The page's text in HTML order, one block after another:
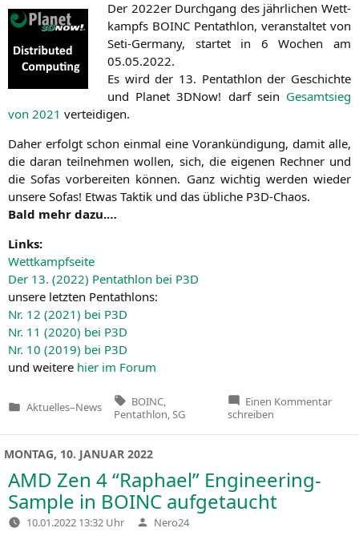
Der 2022er Durch­gang des jähr­li­chen Wett­
kampfs BOINC Pent­ath­lon, ver­an­stal­tet von
Seti-Ger­ma­ny, star­tet in 6 Wochen am
05.05.2022.
Es wird der 13. Pent­ath­lon der Geschich­te
und Pla­net 3DNow! darf sein Gesamt­sieg
von 2021 verteidigen.
Daher erfolgt schon ein­mal eine Vor­ankün­di­gung, damit alle,
die dar­an teil­neh­men wol­len, sich, die eige­nen Rech­ner und
die Sofas vor­be­rei­ten kön­nen. Ganz wich­tig wer­den wie­der
unse­re Sofas! Etwas Tak­tik und das übli­che P3D-Chaos.
Bald mehr dazu.…
Links:
Wett­kampf­sei­te
Der 13. (2022) Pent­ath­lon bei P3D
unse­re letz­ten Pentathlons:
Nr. 12 (2021) bei P3D
Nr. 11 (2020) bei P3D
Nr. 10 (2019) bei P3D
und wei­te­re hier im Forum
Veröffentlicht
Aktuelles–News
Tags:
BOINC
Pentathlon SG
Einen Kommentarzu
schreiben
MONTAG, 10. JANUAR 2022
AMD Zen 4 “Raphael” Engineering-
Sample in BOINC aufgetaucht
10.01.2022 13:32 Uhr Verfasst
von
Nero24